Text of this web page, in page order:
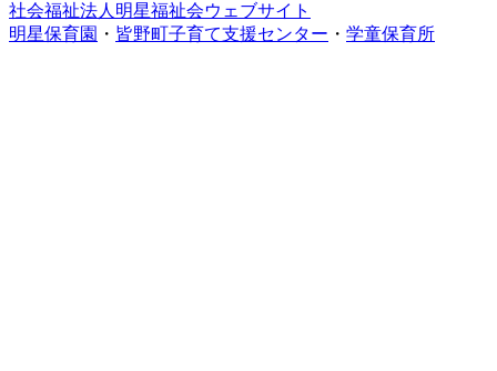
社会福祉法人明星福祉会ウェブサイト
明星保育園 ・ 皆野町子育て支援センター ・ 学童保育所